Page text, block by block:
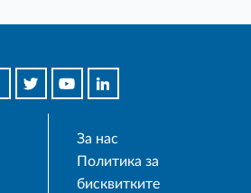
За нас
Политика за
бисквитките